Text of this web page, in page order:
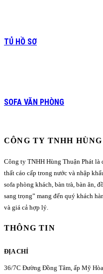
TỦ HỒ SƠ
SOFA VĂN PHÒNG
CÔNG TY TNHH
Công ty TNHH Hùng Thuận Phát là
thất cáo cấp trong nước và nhập
sofa phòng khách, bàn trà, bàn ăn,
sang trọng” mang đến quý khách
và giá cả hợp lý.
THÔNG TIN
ĐỊA CHỈ
36/7C Đường Đồng Tâm, ấp Mỹ